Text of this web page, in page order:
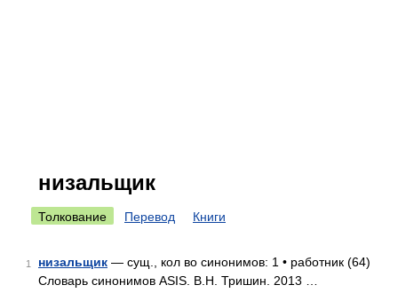
низальщик
Толкование Перевод Книги
1 низальщик — сущ., кол во синонимов: 1 • работник (64)
Словарь синонимов ASIS. В.Н. Тришин. 2013 …